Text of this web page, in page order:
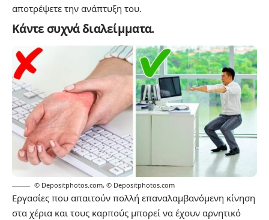
αποτρέψετε την ανάπτυξη του.
Κάντε συχνά διαλείμματα.
© Depositphotos.com, © Depositphotos.com
Εργασίες που απαιτούν πολλή επαναλαμβανόμενη κίνηση
στα χέρια και τους καρπούς μπορεί να έχουν αρνητικό